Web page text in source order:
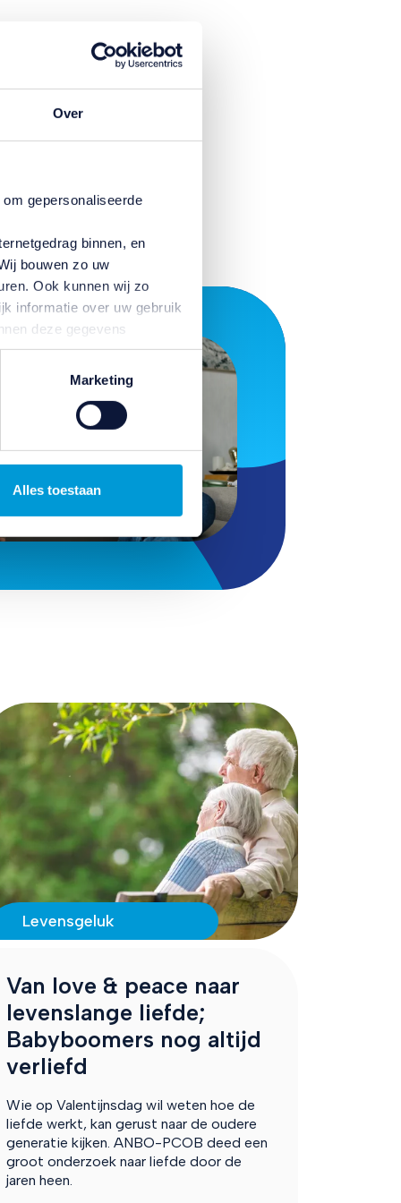
Over
gepersonaliseerde
binnen, en
bouwen zo uw
Ook kunnen wij zo
informatie over uw gebruik
deze gegevens
basis van uw gebruik van
intrekken door te
Marketing
Alles toestaan
lijf,
Levensgeluk
Van love & peace naar
levenslange liefde;
Babyboomers nog altijd
verliefd
Wie op Valentijnsdag wil weten hoe de
liefde werkt, kan gerust naar de oudere
generatie kijken. ANBO-PCOB deed een
groot onderzoek naar liefde door de
jaren heen.